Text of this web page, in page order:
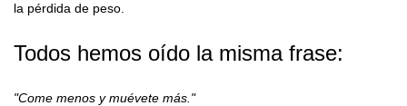
la pérdida de peso.
Todos hemos oído la misma frase:
"Come menos y muévete más."